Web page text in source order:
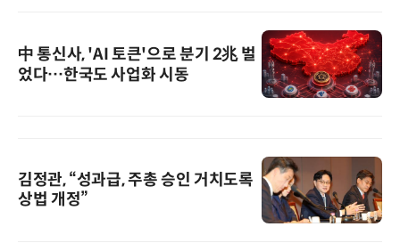
中 통신사, 'AI 토큰'으로 분기 2兆 벌
었다…한국도 사업화 시동
김정관, “성과급, 주총 승인 거치도록
상법 개정”